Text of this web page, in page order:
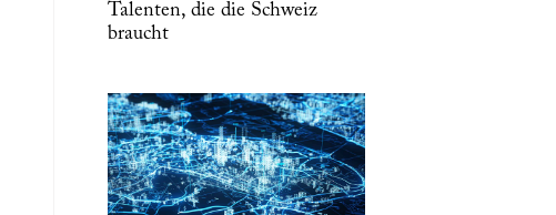
Talenten, die die Schweiz
braucht